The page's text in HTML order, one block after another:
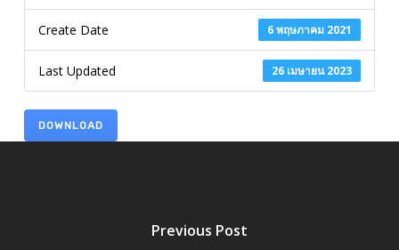
6 พฤษภาคม 2021
Create Date
26 เมษายน 2023
Last Updated
DOWNLOAD
Previous Post